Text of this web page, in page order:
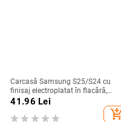
Carcasă Samsung S25/S24 cu
finisaj electroplatat în flacără,
design decupat, compatibilă cu
41.96 Lei